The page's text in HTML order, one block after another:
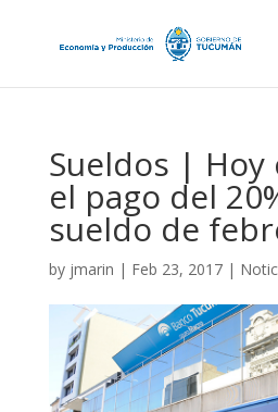
Sueldos | Hoy
el pago del
sueldo de
by jmarin | Feb 23, 2017|